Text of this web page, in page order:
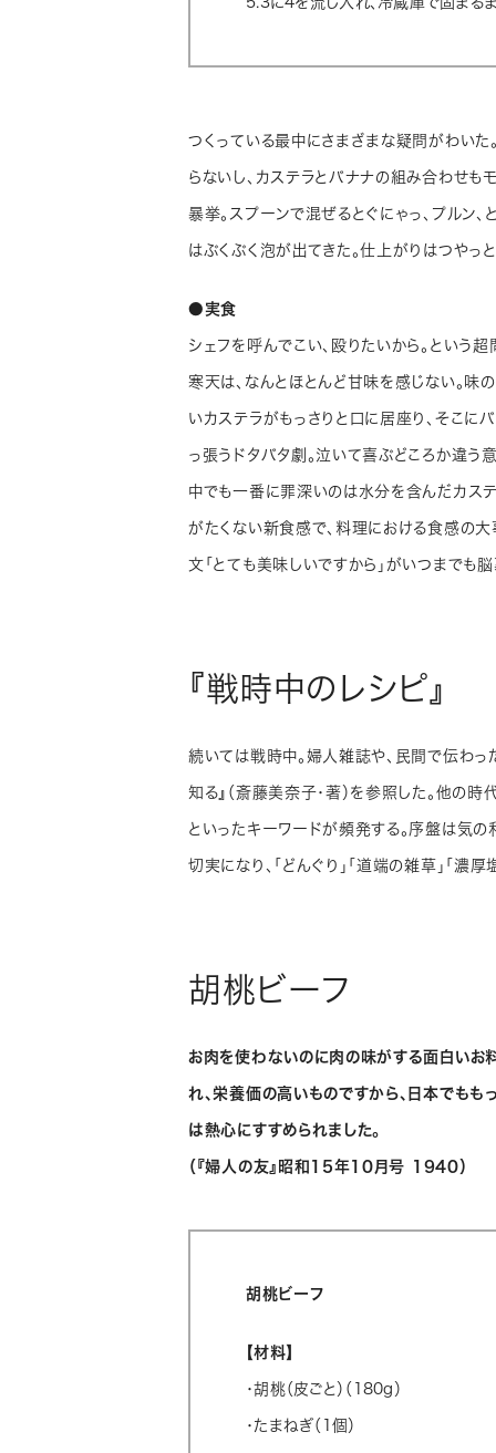
つくっている最中にさまざまな疑問がわいた
らないし、カステラとバナナの組み合わせも
暴挙。スプーンで混ぜるとぐにゃっ、プルン
はぶくぶく泡が出てきた。仕上がりはつやっ
●実食
シェフを呼んでこい、殴りたいから。という
寒天は、なんとほとんど甘味を感じない。味
いカステラがもっさりと口に居座り、そこ
っ張うドタバタ劇。泣いて喜ぶどころか違う
中でも一番に罪深いのは水分を含んだカス
がたくない新食感で、料理における食感の
文「とても美味しいですから」がいつまでも
『戦時中のレシピ』
続いては戦時中。婦人雑誌や、民間で伝わ
知る』（斎藤美奈子・著）を参照した。他の時
といったキーワードが頻発する。序盤は気
切実になり、「どんぐり」「道端の雑草」「濃
胡桃ビーフ
お肉を使わないのに肉の味がする面白いお
れ、栄養価の高いものですから、日本でもも
は熱心にすすめられました。
（『婦人の友』昭和15年10月号 1940）
胡桃ビーフ
【材料】
・胡桃（皮ごと）（180g）
・たまねぎ（1個）